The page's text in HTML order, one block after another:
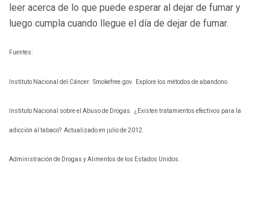
leer acerca de lo que puede esperar al dejar de fumar y
luego cumpla cuando llegue el día de dejar de fumar.
Fuentes:
Instituto Nacional del Cáncer. Smokefree.gov. Explore los métodos de abandono.
Instituto Nacional sobre el Abuso de Drogas. ¿Existen tratamientos efectivos para la
adicción al tabaco? Actualizado en julio de 2012.
Administración de Drogas y Alimentos de los Estados Unidos.